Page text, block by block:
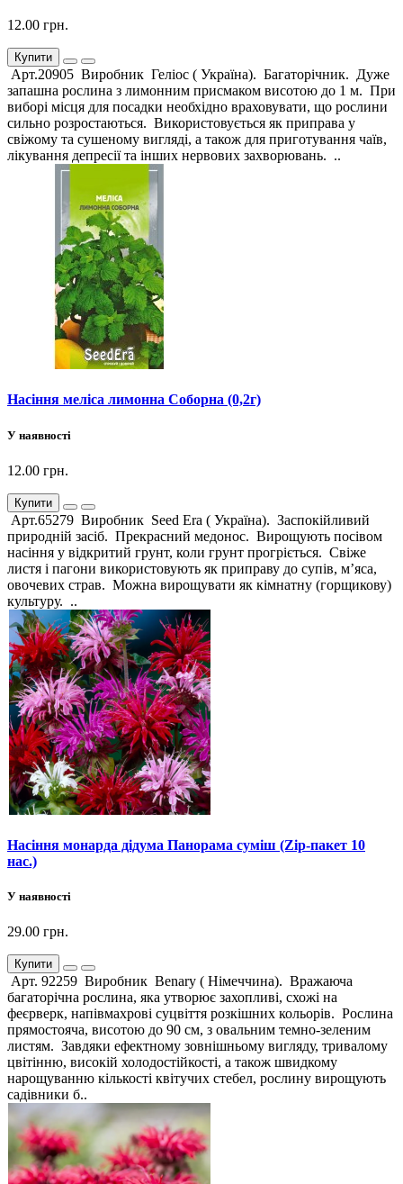
12.00 грн.
Купити
Арт.20905 Виробник Геліос ( Україна). Багаторічник. Дуже
запашна рослина з лимонним присмаком висотою до 1 м. При
виборі місця для посадки необхідно враховувати, що рослини
сильно розростаються. Використовується як приправа у
свіжому та сушеному вигляді, а також для приготування чаїв,
лікування депресії та інших нервових захворювань. ..
Насіння меліса лимонна Соборна (0,2г)
У наявності
12.00 грн.
Купити
Арт.65279 Виробник Seed Era ( Україна). Заспокійливий
природній засіб. Прекрасний медонос. Вирощують посівом
насіння у відкритий грунт, коли грунт прогріється. Свіже
листя і пагони використовують як приправу до супів, м’яса,
овочевих страв. Можна вирощувати як кімнатну (горщикову)
культуру. ..
Насіння монарда дідума Панорама суміш (Zip-пакет 10
нас.)
У наявності
29.00 грн.
Купити
Арт. 92259 Виробник Benary ( Німеччина). Вражаюча
багаторічна рослина, яка утворює захопливі, схожі на
феєрверк, напівмахрові суцвіття розкішних кольорів. Рослина
прямостояча, висотою до 90 см, з овальним темно-зеленим
листям. Завдяки ефектному зовнішньому вигляду, тривалому
цвітінню, високій холодостійкості, а також швидкому
нарощуванню кількості квітучих стебел, рослину вирощують
садівники б..